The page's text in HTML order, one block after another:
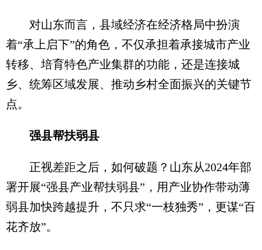
对山东而言，县域经济在经济格局中扮演
着“承上启下”的角色，不仅承担着承接城市产业
转移、培育特色产业集群的功能，还是连接城
乡、统筹区域发展、推动乡村全面振兴的关键节
点。
强县帮扶弱县
正视差距之后，如何破题？山东从2024年部
署开展“强县产业帮扶弱县”，用产业协作带动薄
弱县加快跨越提升，不只求“一枝独秀”，更谋“百
花齐放”。